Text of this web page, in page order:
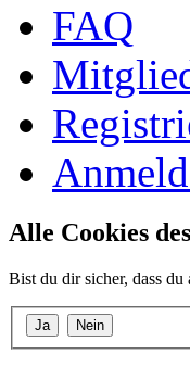
FAQ
Alle Cookies
Bist du dir sicher, dass du